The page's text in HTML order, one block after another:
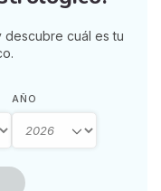
descubre cuál es tu
AÑO